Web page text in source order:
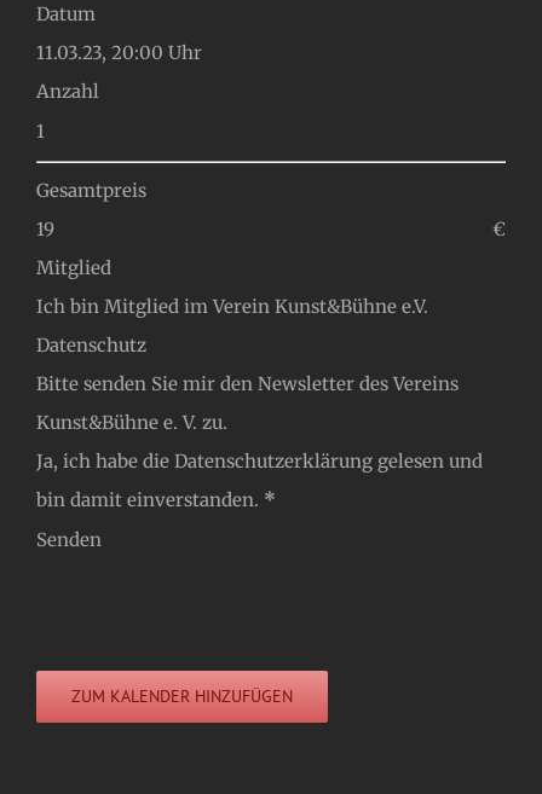
Datum
Anzahl
Gesamtpreis
€
Mitglied
Ich bin Mitglied im Verein Kunst&Bühne e.V.
Datenschutz
Bitte senden Sie mir den Newsletter des Vereins
Kunst&Bühne e. V. zu.
Ja, ich habe die Datenschutzerklärung gelesen und
bin damit einverstanden. *
Senden
ZUM KALENDER HINZUFÜGEN